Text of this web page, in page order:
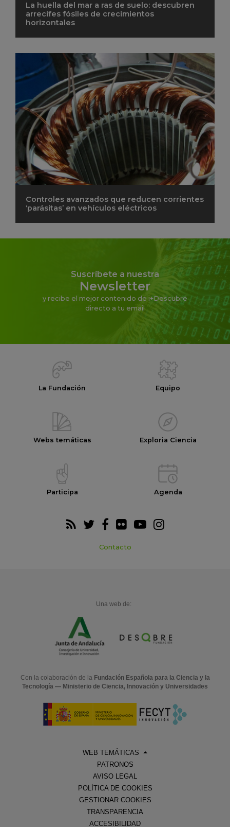
La huella del mar a ras de suelo: descubren
arrecifes fósiles de crecimientos
horizontales
Controles avanzados que reducen corrientes
‘parásitas’ en vehículos eléctricos
Suscríbete a nuestra
Newsletter
y recibe el mejor contenido de i+Descubre
directo a tu email
La Fundación Equipo
Webs temáticas Exploria Ciencia
Participa Agenda
Contacto
Una web de:
Con la colaboración de la Fundación Española para la Ciencia y la
Tecnología — Ministerio de Ciencia, Innovación y Universidades
WEB TEMÁTICAS
PATRONOS
AVISO LEGAL
POLÍTICA DE COOKIES
GESTIONAR COOKIES
TRANSPARENCIA
ACCESIBILIDAD